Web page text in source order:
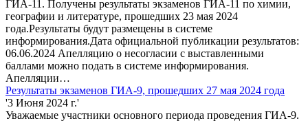
ГИА-11. Получены результаты экзаменов ГИА-11 по химии,
географии и литературе, прошедших 23 мая 2024
года.Результаты будут размещены в системе
информирования.Дата официальной публикации результатов:
06.06.2024 Апелляцию о несогласии с выставленными
баллами можно подать в системе информирования.
Апелляции…
Результаты экзаменов ГИА-9, прошедших 27 мая 2024 года
'3 Июня 2024 г.'
Уважаемые участники основного периода проведения ГИА-9.